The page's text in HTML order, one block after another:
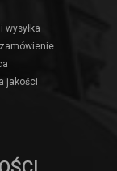
wysyłka
jakości